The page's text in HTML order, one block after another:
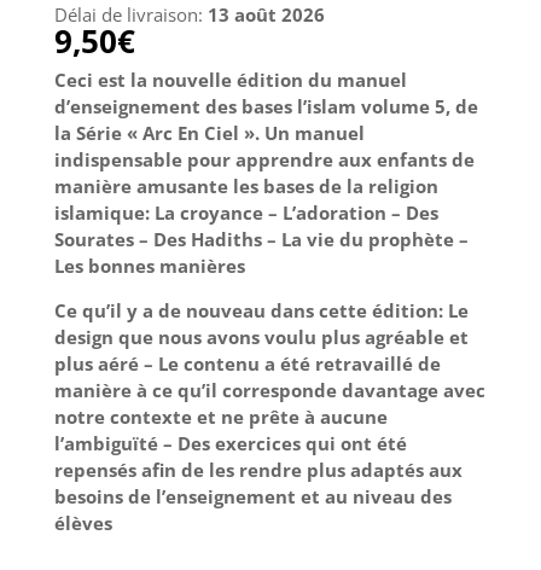
Délai de livraison: 13 août 2026
9,50€
Ceci est la nouvelle édition du manuel
d’enseignement des bases l’islam volume 5, de
la Série « Arc En Ciel ». Un manuel
indispensable pour apprendre aux enfants de
manière amusante les bases de la religion
islamique: La croyance – L’adoration – Des
Sourates – Des Hadiths – La vie du prophète –
Les bonnes manières
Ce qu’il y a de nouveau dans cette édition: Le
design que nous avons voulu plus agréable et
plus aéré – Le contenu a été retravaillé de
manière à ce qu’il corresponde davantage avec
notre contexte et ne prête à aucune
l’ambiguïté – Des exercices qui ont été
repensés afin de les rendre plus adaptés aux
besoins de l’enseignement et au niveau des
élèves